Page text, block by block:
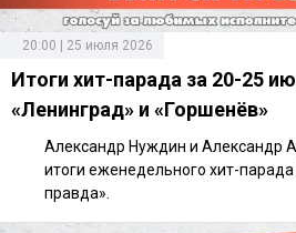
20:00 | 25 июля 2026
Итоги хит-парада за 20-25
«Ленинград» и «Горшенёв»
Александр Нуждин и Александр
итоги еженедельного хит-
правда».